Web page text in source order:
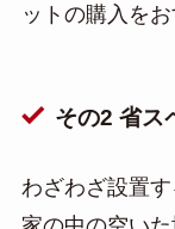
ットの購入をお
その2 省ス
わざわざ設置